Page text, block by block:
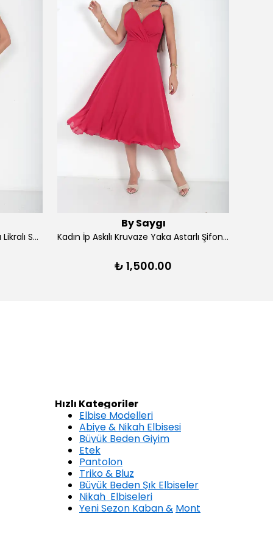
Kadın Ön Arka V Yaka Yırtmaçlı Likralı Scuba Midi Elbise - Lacivert
By Saygı
Kadın İp Askılı Kruvaze Yaka Astarlı Şifon Kloş Midi Elbise - Kırmızı
₺ 1,500.00
Hızlı Kategoriler
Elbise Modelleri
Abiye & Nikah Elbisesi
Büyük Beden Giyim
Etek
Pantolon
Triko & Bluz
Büyük Beden Şık Elbiseler
Nikah Elbiseleri
Yeni Sezon Kaban & Mont